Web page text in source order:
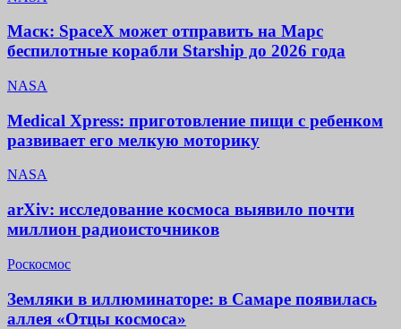
Маск: SpaceX может отправить на Марс
беспилотные корабли Starship до 2026 года
NASA
Medical Xpress: приготовление пищи с ребенком
развивает его мелкую моторику
NASA
arXiv: исследование космоса выявило почти
миллион радиоисточников
Роскосмос
Земляки в иллюминаторе: в Самаре появилась
аллея «Отцы космоса»